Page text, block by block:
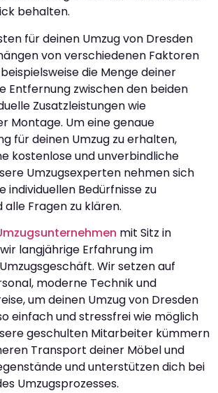
behalten.
für deinen Umzug von Dresden
von verschiedenen Faktoren
die Menge deiner
Entfernung zwischen den beiden
Zusatzleistungen wie
Montage. Um eine genaue
für deinen Umzug zu erhalten,
kostenlose und unverbindliche
Umzugsexperten nehmen sich
individuellen Bedürfnisse zu
Fragen zu klären.
mit Sitz in
langjährige Erfahrung im
Wir setzen auf
moderne Technik und
um deinen Umzug von Dresden
einfach und stressfrei wie möglich
geschulten Mitarbeiter kümmern
Transport deiner Möbel und
und unterstützen dich bei
Umzugsprozesses.